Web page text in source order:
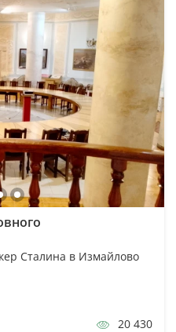
Сталина в Измайлово
20 430